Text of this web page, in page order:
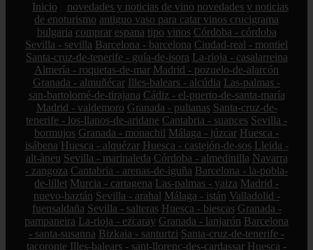
Inicio novedades y noticias de vino novedades y noticias
de enoturismo antiguo vaso para catar vinos crucigrama
bulgaria comprar espana tipo vinos Córdoba - córdoba
Sevilla - sevilla Barcelona - barcelona Ciudad-real - montiel
Santa-cruz-de-tenerife - guía-de-isora La-rioja - casalarreina
Almería - roquetas-de-mar Madrid - pozuelo-de-alarcón
Granada - almuñécar Illes-balears - alcúdia Las-palmas -
san-bartolomé-de-tirajana Cádiz - el-puerto-de-santa-maría
Madrid - valdemoro Granada - pulianas Santa-cruz-de-
tenerife - los-llanos-de-aridane Cantabria - suances Sevilla -
bormujos Granada - monachil Málaga - júzcar Huesca -
isábena Huesca - alquézar Huesca - castejón-de-sos Lleida -
alt-àneu Sevilla - marinaleda Córdoba - almedinilla Navarra
- zangoza Cantabria - arenas-de-iguña Barcelona - la-pobla-
de-lillet Murcia - cartagena Las-palmas - yaiza Madrid -
nuevo-baztán Sevilla - arahal Málaga - istán Valladolid -
fuensaldaña Sevilla - salteras Huesca - biescas Granada -
pampaneira La-rioja - ezcaray Granada - lanjarón Barcelona
- santa-susanna Bizkaia - santurtzi Santa-cruz-de-tenerife -
tacoronte Illes-balears - sant-llorenç-des-cardassar Huesca -